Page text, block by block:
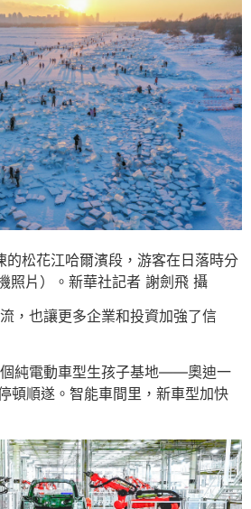
松花江哈爾濱段，游客在日落時分
照片）。新華社記者 謝劍飛 攝
，也讓更多企業和投資加強了信
純電動車型生孩子基地——奧迪一
頓順遂。智能車間里，新車型加快